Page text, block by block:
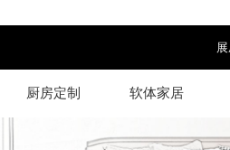
厨房定制 软体家居